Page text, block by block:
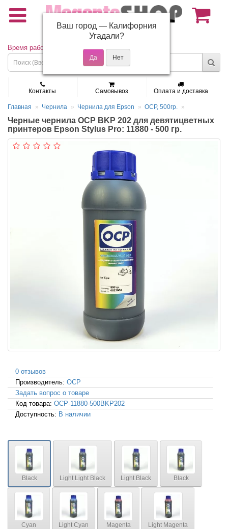
(495) 150-01-37
Время работы: Пн - Пт 9:30 - 19:00
Контакты Самовывоз Оплата и доставка
Главная Чернила Чернила для Epson OCP, 500гр.
Черные чернила OCP BKP 202 для девятицветных
принтеров Epson Stylus Pro: 11880 - 500 гр.
0 отзывов
Производитель: OCP
Задать вопрос о товаре
Код товара: OCP-11880-500BKP202
Доступность: В наличии
Black Light Light Black Light Black Black
Cyan Light Cyan Magenta Light Magenta
Ваш город — Калифорния
Угадали?